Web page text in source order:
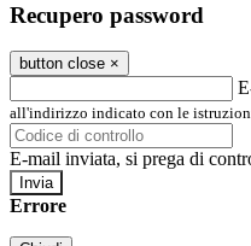
Recupero password
button close ×
all'indirizzo indicato con le
E-mail inviata, si prega di
Errore